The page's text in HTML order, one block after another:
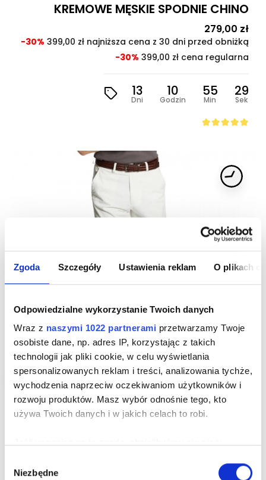
Zgoda Szczegóły Ustawienia reklam O plikach
Odpowiedzialne wykorzystanie Twoich danych
Wraz z naszymi 1022 partnerami przetwarzamy Twoje
osobiste dane, np. adres IP, korzystając z takich
technologii jak pliki cookie, w celu wyświetlania
spersonalizowanych reklam i treści, analizowania tychże,
wychodzenia naprzeciw oczekiwaniom użytkowników i
rozwoju produktów. Masz wybór odnośnie tego, kto
używa Twoich danych i w jakich celach to robi.
geograficznej z dokładnością nawet do kilku metrów
zgody
Niezbędne
KREMOWE MĘSKIE SPODNIE CHINO
Cena
279,00 zł
-30% 399,00 zł najniższa cena z 30 dni przed obniżką
-30% 399,00 zł cena regularna
13
Dni
10
Godzin
55
Min
28
Sek
-30%
BIAŁE MĘSKIE SPODNIE CHINO
279,00 zł
399,00 zł cena regularna